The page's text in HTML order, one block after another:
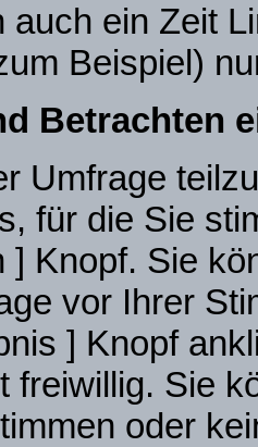
auch ein Zeit
Beispiel)
Betrachten
Umfrage
für die Sie
] Knopf. Sie
vor Ihrer
] Knopf
freiwillig. Sie
oder